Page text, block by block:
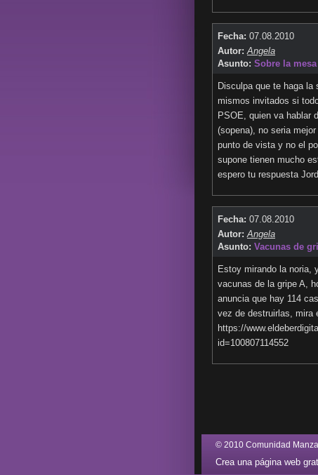
Fecha: 07.08.2010
Autor: Angela
Asunto: Sobre la
Disculpa que te haga la
mismos invitados si
PSOE, quien va hablar
(sopena), no seria
punto de vista y no el
supone tienen mucho
espero tu respuesta
Fecha: 07.08.2010
Autor: Angela
Asunto: Vacunas de
Estoy mirando la noria,
vacunas de la gripe A,
anuncia que hay 114
vez de destruirlas, mira
https://
id=100807114552
© 2010 Comunidad
Crea una página web